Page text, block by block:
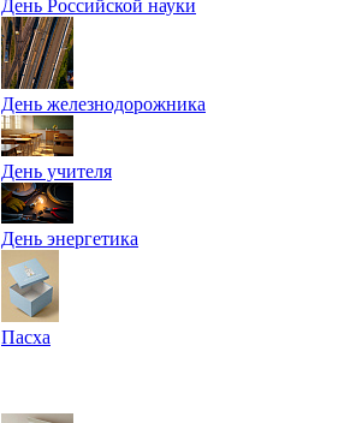
День Российской науки
День железнодорожника
День учителя
День энергетика
Пасха